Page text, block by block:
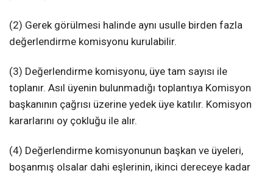
(2) Gerek görülmesi halinde aynı usulle birden fazla
değerlendirme komisyonu kurulabilir.
(3) Değerlendirme komisyonu, üye tam sayısı ile
toplanır. Asıl üyenin bulunmadığı toplantıya Komisyon
başkanının çağrısı üzerine yedek üye katılır. Komisyon
kararlarını oy çokluğu ile alır.
(4) Değerlendirme komisyonunun başkan ve üyeleri,
boşanmış olsalar dahi eşlerinin, ikinci dereceye kadar